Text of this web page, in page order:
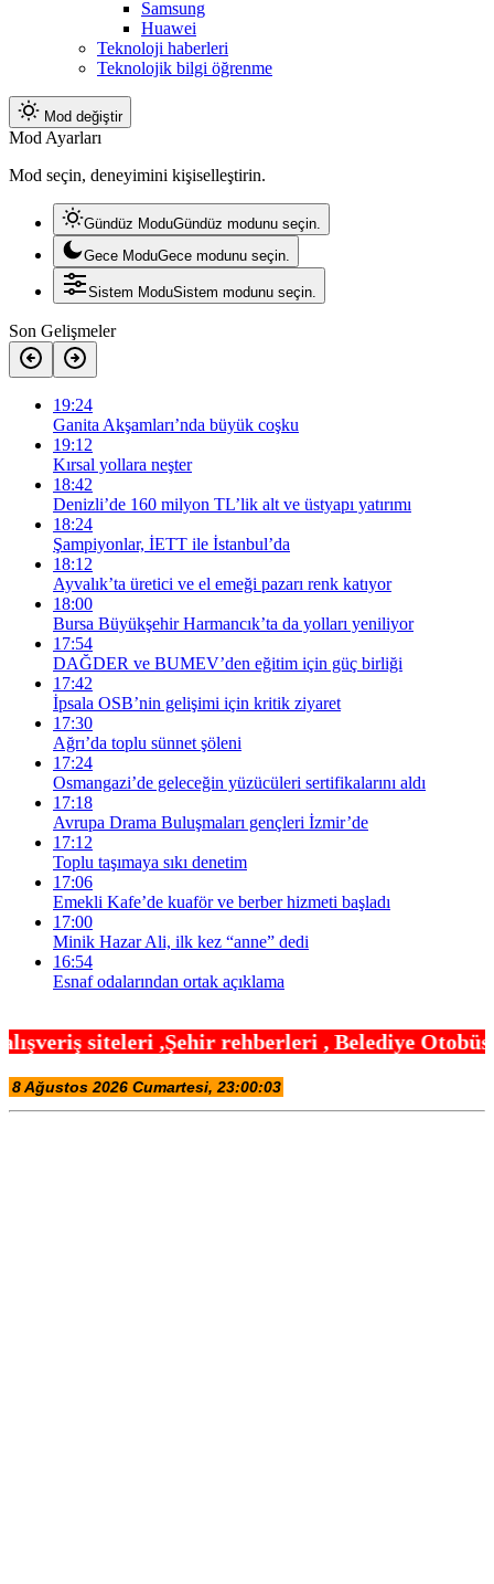
Samsung
Huawei
Teknoloji haberleri
Teknolojik bilgi öğrenme
Mod değiştir
Mod Ayarları
Mod seçin, deneyimini kişiselleştirin.
Gündüz ModuGündüz modunu seçin.
Gece ModuGece modunu seçin.
Sistem ModuSistem modunu seçin.
Son Gelişmeler
19:24
Ganita Akşamları’nda büyük coşku
19:12
Kırsal yollara neşter
18:42
Denizli’de 160 milyon TL’lik alt ve üstyapı yatırımı
18:24
Şampiyonlar, İETT ile İstanbul’da
18:12
Ayvalık’ta üretici ve el emeği pazarı renk katıyor
18:00
Bursa Büyükşehir Harmancık’ta da yolları yeniliyor
17:54
DAĞDER ve BUMEV’den eğitim için güç birliği
17:42
İpsala OSB’nin gelişimi için kritik ziyaret
17:30
Ağrı’da toplu sünnet şöleni
17:24
Osmangazi’de geleceğin yüzücüleri sertifikalarını aldı
17:18
Avrupa Drama Buluşmaları gençleri İzmir’de
17:12
Toplu taşımaya sıkı denetim
17:06
Emekli Kafe’de kuaför ve berber hizmeti başladı
17:00
Minik Hazar Ali, ilk kez “anne” dedi
16:54
Esnaf odalarından ortak açıklama
,Şehir rehberleri , Belediye